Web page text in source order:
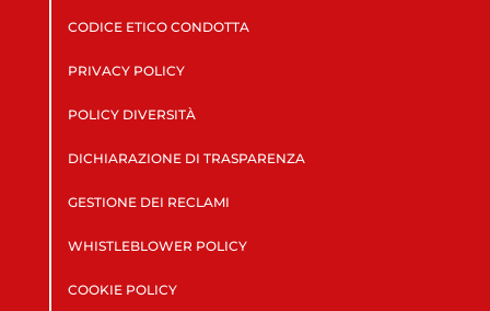
CODICE ETICO CONDOTTA
PRIVACY POLICY
POLICY DIVERSITÀ
DICHIARAZIONE DI TRASPARENZA
GESTIONE DEI RECLAMI
WHISTLEBLOWER POLICY
COOKIE POLICY